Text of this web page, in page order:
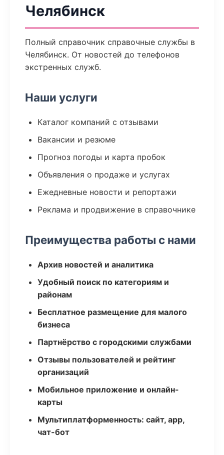
Челябинск
Полный справочник справочные службы в
Челябинск. От новостей до телефонов
экстренных служб.
Наши услуги
Каталог компаний с отзывами
Вакансии и резюме
Прогноз погоды и карта пробок
Объявления о продаже и услугах
Ежедневные новости и репортажи
Реклама и продвижение в справочнике
Преимущества работы с нами
Архив новостей и аналитика
Удобный поиск по категориям и
районам
Бесплатное размещение для малого
бизнеса
Партнёрство с городскими службами
Отзывы пользователей и рейтинг
организаций
Мобильное приложение и онлайн-
карты
Мультиплатформенность: сайт, app,
чат-бот